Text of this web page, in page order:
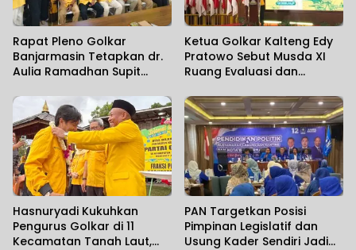
Rapat Pleno Golkar
Banjarmasin Tetapkan dr.
Aulia Ramadhan Supit
Ketua Golkar Kalteng Edy
Pratowo Sebut Musda XI
Ruang Evaluasi dan
Hasnuryadi Kukuhkan
Pengurus Golkar di 11
Kecamatan Tanah Laut,
PAN Targetkan Posisi
Pimpinan Legislatif dan
Usung Kader Sendiri Jadi